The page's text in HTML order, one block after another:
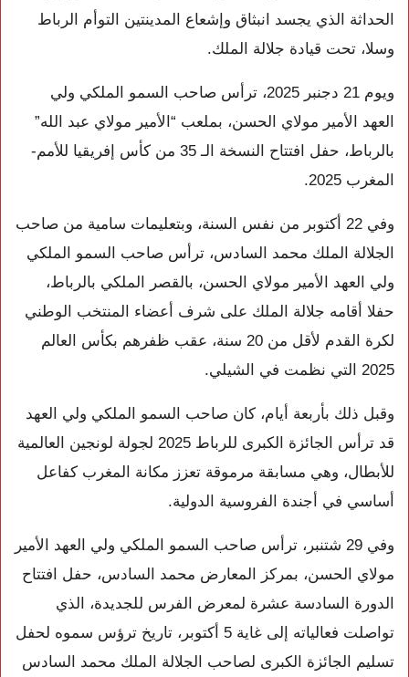
الحداثة الذي يجسد انبثاق وإشعاع المدينتين التوأم الرباط
وسلا، تحت قيادة جلالة الملك.
ويوم 21 دجنبر 2025، ترأس صاحب السمو الملكي ولي
العهد الأمير مولاي الحسن، بملعب “الأمير مولاي عبد الله”
بالرباط، حفل افتتاح النسخة الـ 35 من كأس إفريقيا للأمم-
المغرب 2025.
وفي 22 أكتوبر من نفس السنة، وبتعليمات سامية من صاحب
الجلالة الملك محمد السادس، ترأس صاحب السمو الملكي
ولي العهد الأمير مولاي الحسن، بالقصر الملكي بالرباط،
حفلا أقامه جلالة الملك على شرف أعضاء المنتخب الوطني
لكرة القدم لأقل من 20 سنة، عقب ظفرهم بكأس العالم
2025 التي نظمت في الشيلي.
وقبل ذلك بأربعة أيام، كان صاحب السمو الملكي ولي العهد
قد ترأس الجائزة الكبرى للرباط 2025 لجولة لونجين العالمية
للأبطال، وهي مسابقة مرموقة تعزز مكانة المغرب كفاعل
أساسي في أجندة الفروسية الدولية.
وفي 29 شتنبر، ترأس صاحب السمو الملكي ولي العهد الأمير
مولاي الحسن، بمركز المعارض محمد السادس، حفل افتتاح
الدورة السادسة عشرة لمعرض الفرس للجديدة، الذي
تواصلت فعالياته إلى غاية 5 أكتوبر، تاريخ ترؤس سموه لحفل
تسليم الجائزة الكبرى لصاحب الجلالة الملك محمد السادس